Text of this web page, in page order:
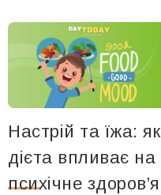
Настрій та їжа: як
дієта впливає на
психічне здоров’я